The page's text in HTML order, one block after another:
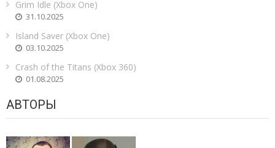
Grim Idle (Xbox One)
31.10.2025
Island Saver (Xbox One)
03.10.2025
Crash of the Titans (Xbox 360)
01.08.2025
АВТОРЫ